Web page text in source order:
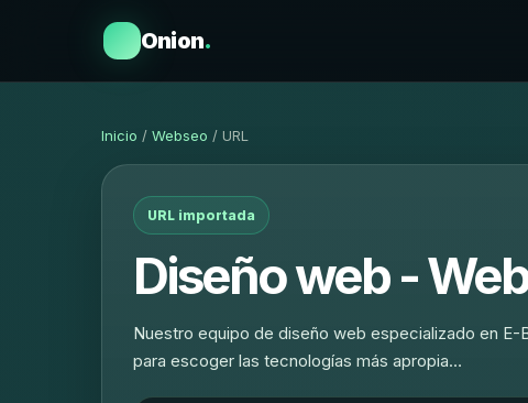
Onion.
Inicio / Webseo / URL
URL importada
Diseño web -
Nuestro equipo de diseño web especializado en
para escoger las tecnologías más apropia…